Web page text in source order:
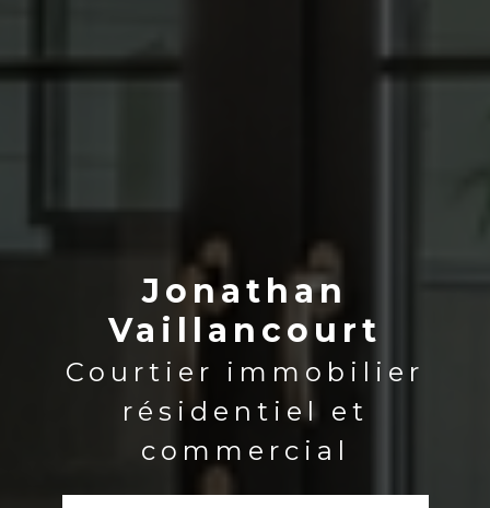
Jonathan
Vaillancourt
Courtier immobilier
résidentiel et
commercial